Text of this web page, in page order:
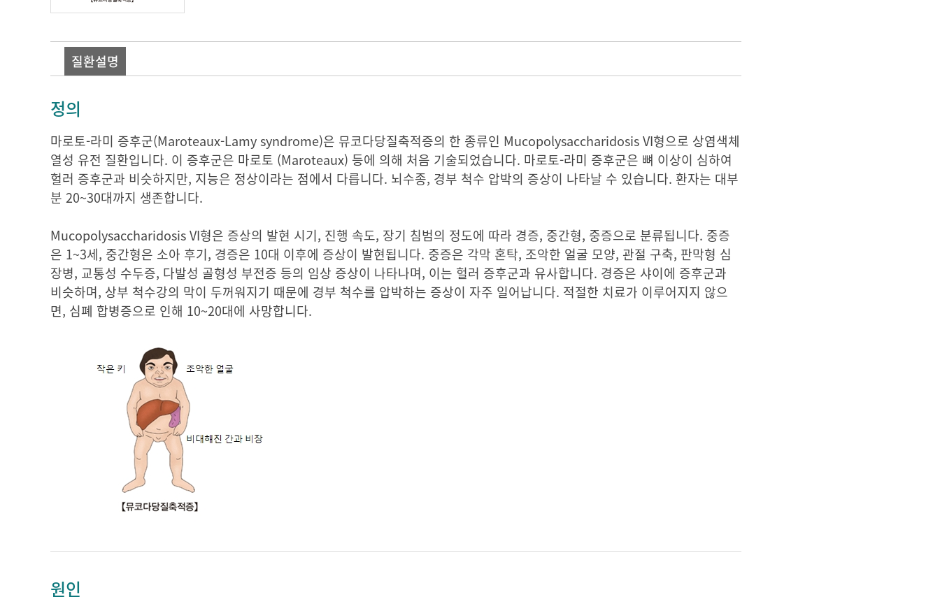
질환설명
정의
마로토-라미 증후군(Maroteaux-Lamy syndrome)은 뮤코다당질축적증의 한 종류인 Mucopolysaccharidosis VI형으로 상염색체
열성 유전 질환입니다. 이 증후군은 마로토 (Maroteaux) 등에 의해 처음 기술되었습니다. 마로토-라미 증후군은 뼈 이상이 심하여
헐러 증후군과 비슷하지만, 지능은 정상이라는 점에서 다릅니다. 뇌수종, 경부 척수 압박의 증상이 나타날 수 있습니다. 환자는 대부
분 20~30대까지 생존합니다.
Mucopolysaccharidosis VI형은 증상의 발현 시기, 진행 속도, 장기 침범의 정도에 따라 경증, 중간형, 중증으로 분류됩니다. 중증
은 1~3세, 중간형은 소아 후기, 경증은 10대 이후에 증상이 발현됩니다. 중증은 각막 혼탁, 조악한 얼굴 모양, 관절 구축, 판막형 심
장병, 교통성 수두증, 다발성 골형성 부전증 등의 임상 증상이 나타나며, 이는 헐러 증후군과 유사합니다. 경증은 샤이에 증후군과
비슷하며, 상부 척수강의 막이 두꺼워지기 때문에 경부 척수를 압박하는 증상이 자주 일어납니다. 적절한 치료가 이루어지지 않으
면, 심폐 합병증으로 인해 10~20대에 사망합니다.
원인